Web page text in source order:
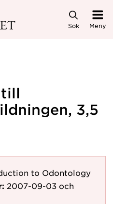
Sök Meny
3,5
to Odontology
2007-09-03 och